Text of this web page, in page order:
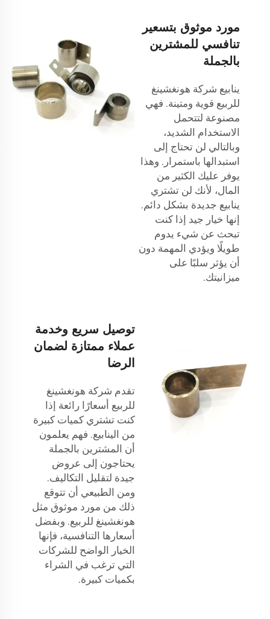
مورد موثوق بتسعير
تنافسي للمشترين
بالجملة
ينابيع شركة هونغشينغ
للربيع قوية ومتينة. فهي
مصنوعة لتتحمل
الاستخدام الشديد،
وبالتالي لن تحتاج إلى
استبدالها باستمرار. وهذا
يوفر عليك الكثير من
المال، لأنك لن تشتري
ينابيع جديدة بشكل دائم.
إنها خيار جيد إذا كنت
تبحث عن شيء يدوم
طويلًا ويؤدي المهمة دون
أن يؤثر سلبًا على
ميزانيتك.
توصيل سريع وخدمة
عملاء ممتازة لضمان
الرضا
تقدم شركة هونغشينغ
للربيع أسعارًا رائعة إذا
كنت تشتري كميات كبيرة
من الينابيع. فهم يعلمون
أن المشترين بالجملة
يحتاجون إلى عروض
جيدة لتقليل التكاليف.
ومن الطبيعي أن تتوقع
ذلك من مورد موثوق مثل
هونغشينغ للربيع. وبفضل
أسعارها التنافسية، فإنها
الخيار الواضح للشركات
التي ترغب في الشراء
بكميات كبيرة.